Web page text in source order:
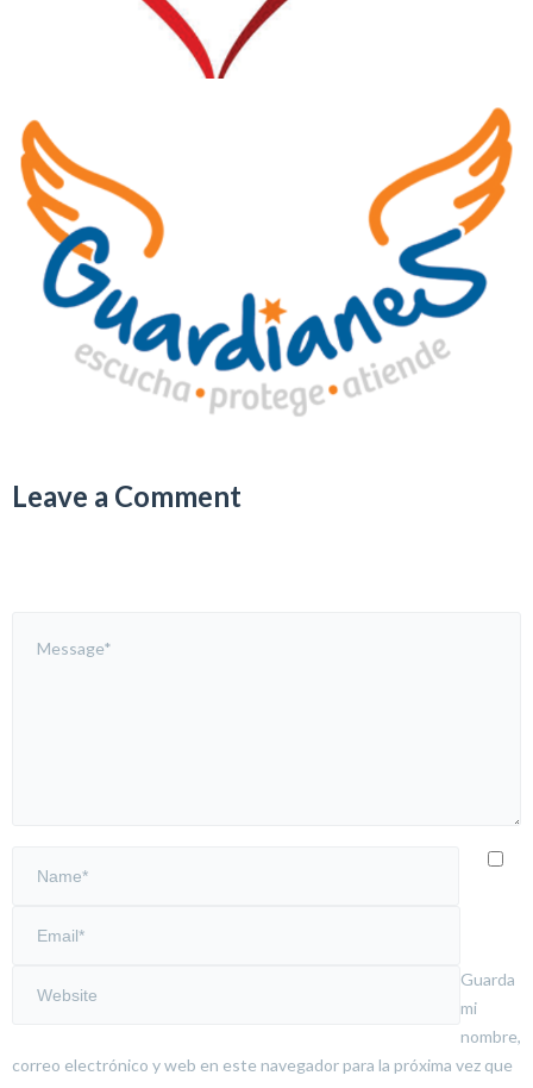
Leave a Comment
Guarda
mi
nombre,
correo electrónico y web en este navegador para la próxima vez que